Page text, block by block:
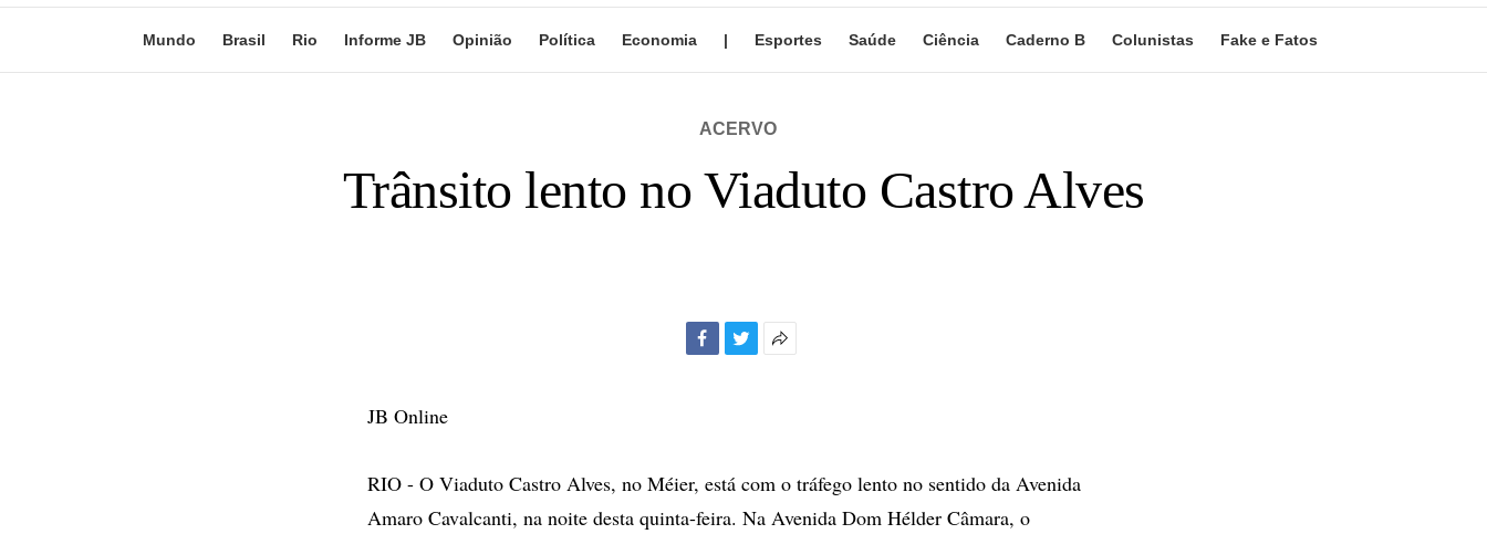
Mundo Brasil Rio Informe JB Opinião Política Economia | Esportes Saúde Ciência Caderno B Colunistas Fake e Fatos
ACERVO
Trânsito lento no Viaduto Castro Alves
JB Online
RIO - O Viaduto Castro Alves, no Méier, está com o tráfego lento no sentido da Avenida
Amaro Cavalcanti, na noite desta quinta-feira. Na Avenida Dom Hélder Câmara, o